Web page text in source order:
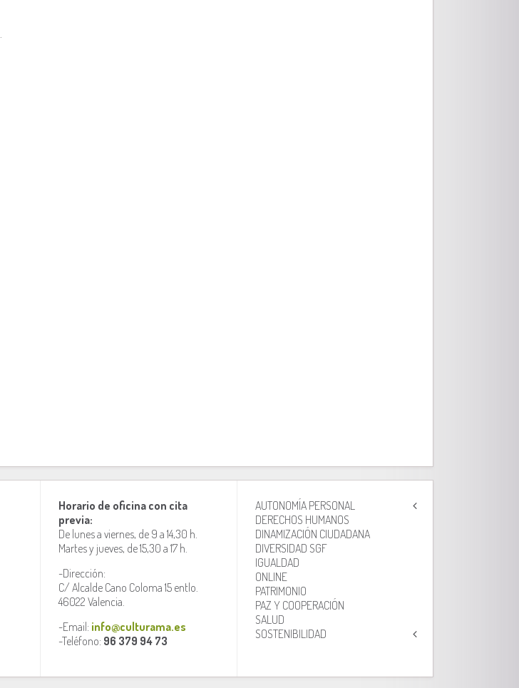
Horario de oficina con cita
previa:
De lunes a viernes, de 9 a 14,30 h.
Martes y jueves, de 15,30 a 17 h.
-Dirección:
C/ Alcalde Cano Coloma 15 entlo.
46022 Valencia.
-Email: info@culturama.es
-Teléfono: 96 379 94 73
AUTONOMÍA PERSONAL
DERECHOS HUMANOS
DINAMIZACIÓN CIUDADANA
DIVERSIDAD SGF
IGUALDAD
ONLINE
PATRIMONIO
PAZ Y COOPERACIÓN
SALUD
SOSTENIBILIDAD